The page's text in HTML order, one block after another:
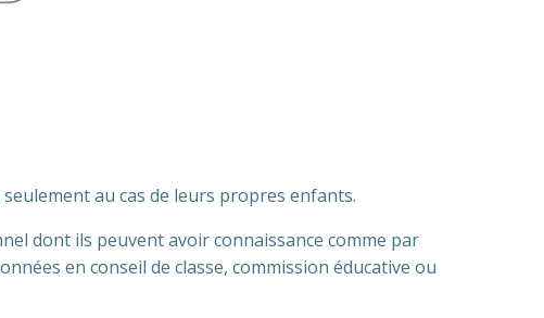
au cas de leurs propres enfants.
dont ils peuvent avoir connaissance comme par
en conseil de classe, commission éducative ou